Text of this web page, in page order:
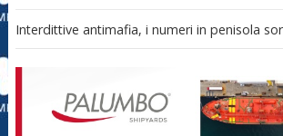
Interdittive antimafia, i numeri in penisola